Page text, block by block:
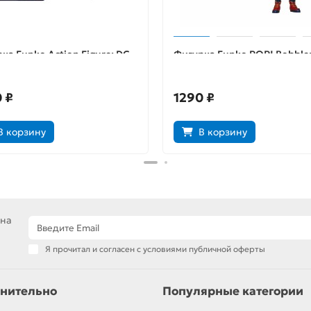
Funko Action Figure: DC
₽
корзину
Фигурка Funko POP! Bobble:
1290 ₽
В корзину
Я прочитал и согласен с условиями публичной оферты
Популярные категории